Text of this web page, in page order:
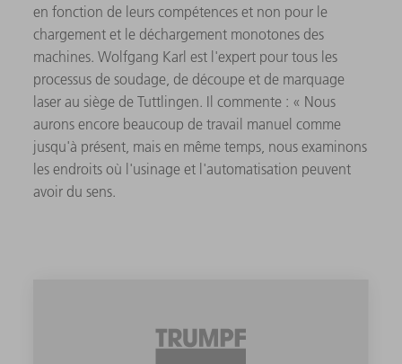
en fonction de leurs compétences et non pour le
chargement et le déchargement monotones des
machines. Wolfgang Karl est l'expert pour tous les
processus de soudage, de découpe et de marquage
laser au siège de Tuttlingen. Il commente : « Nous
aurons encore beaucoup de travail manuel comme
jusqu'à présent, mais en même temps, nous examinons
les endroits où l'usinage et l'automatisation peuvent
avoir du sens.